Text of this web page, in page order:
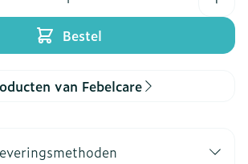
Bestel
van Febelcare